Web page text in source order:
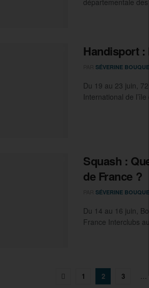
départementale
Handisport :
SÉVERINE BOUQUET
Du 19 au 23 juin,
International de l’île
Squash :
de France ?
SÉVERINE BOUQUET
Du 14 au 16 juin,
France Interclubs
1 2 3 …